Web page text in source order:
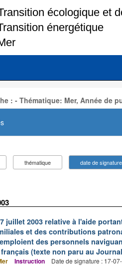
: - Thématique: Mer, Année de
thématique
date de signature
juillet 2003 relative à l'aide
et des contributions
des personnels
(texte non paru au
Instruction Date de signature : 17-